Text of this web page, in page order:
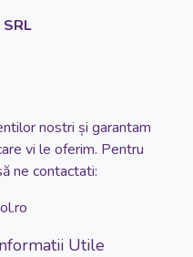
nostri și garantam
vi le oferim. Pentru
ne contactati:
Utile